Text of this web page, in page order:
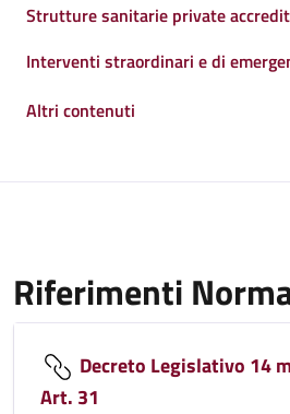
Strutture sanitarie private
Interventi straordinari e di
Altri contenuti
Riferimenti
Decreto Legislativo 14
Art. 31